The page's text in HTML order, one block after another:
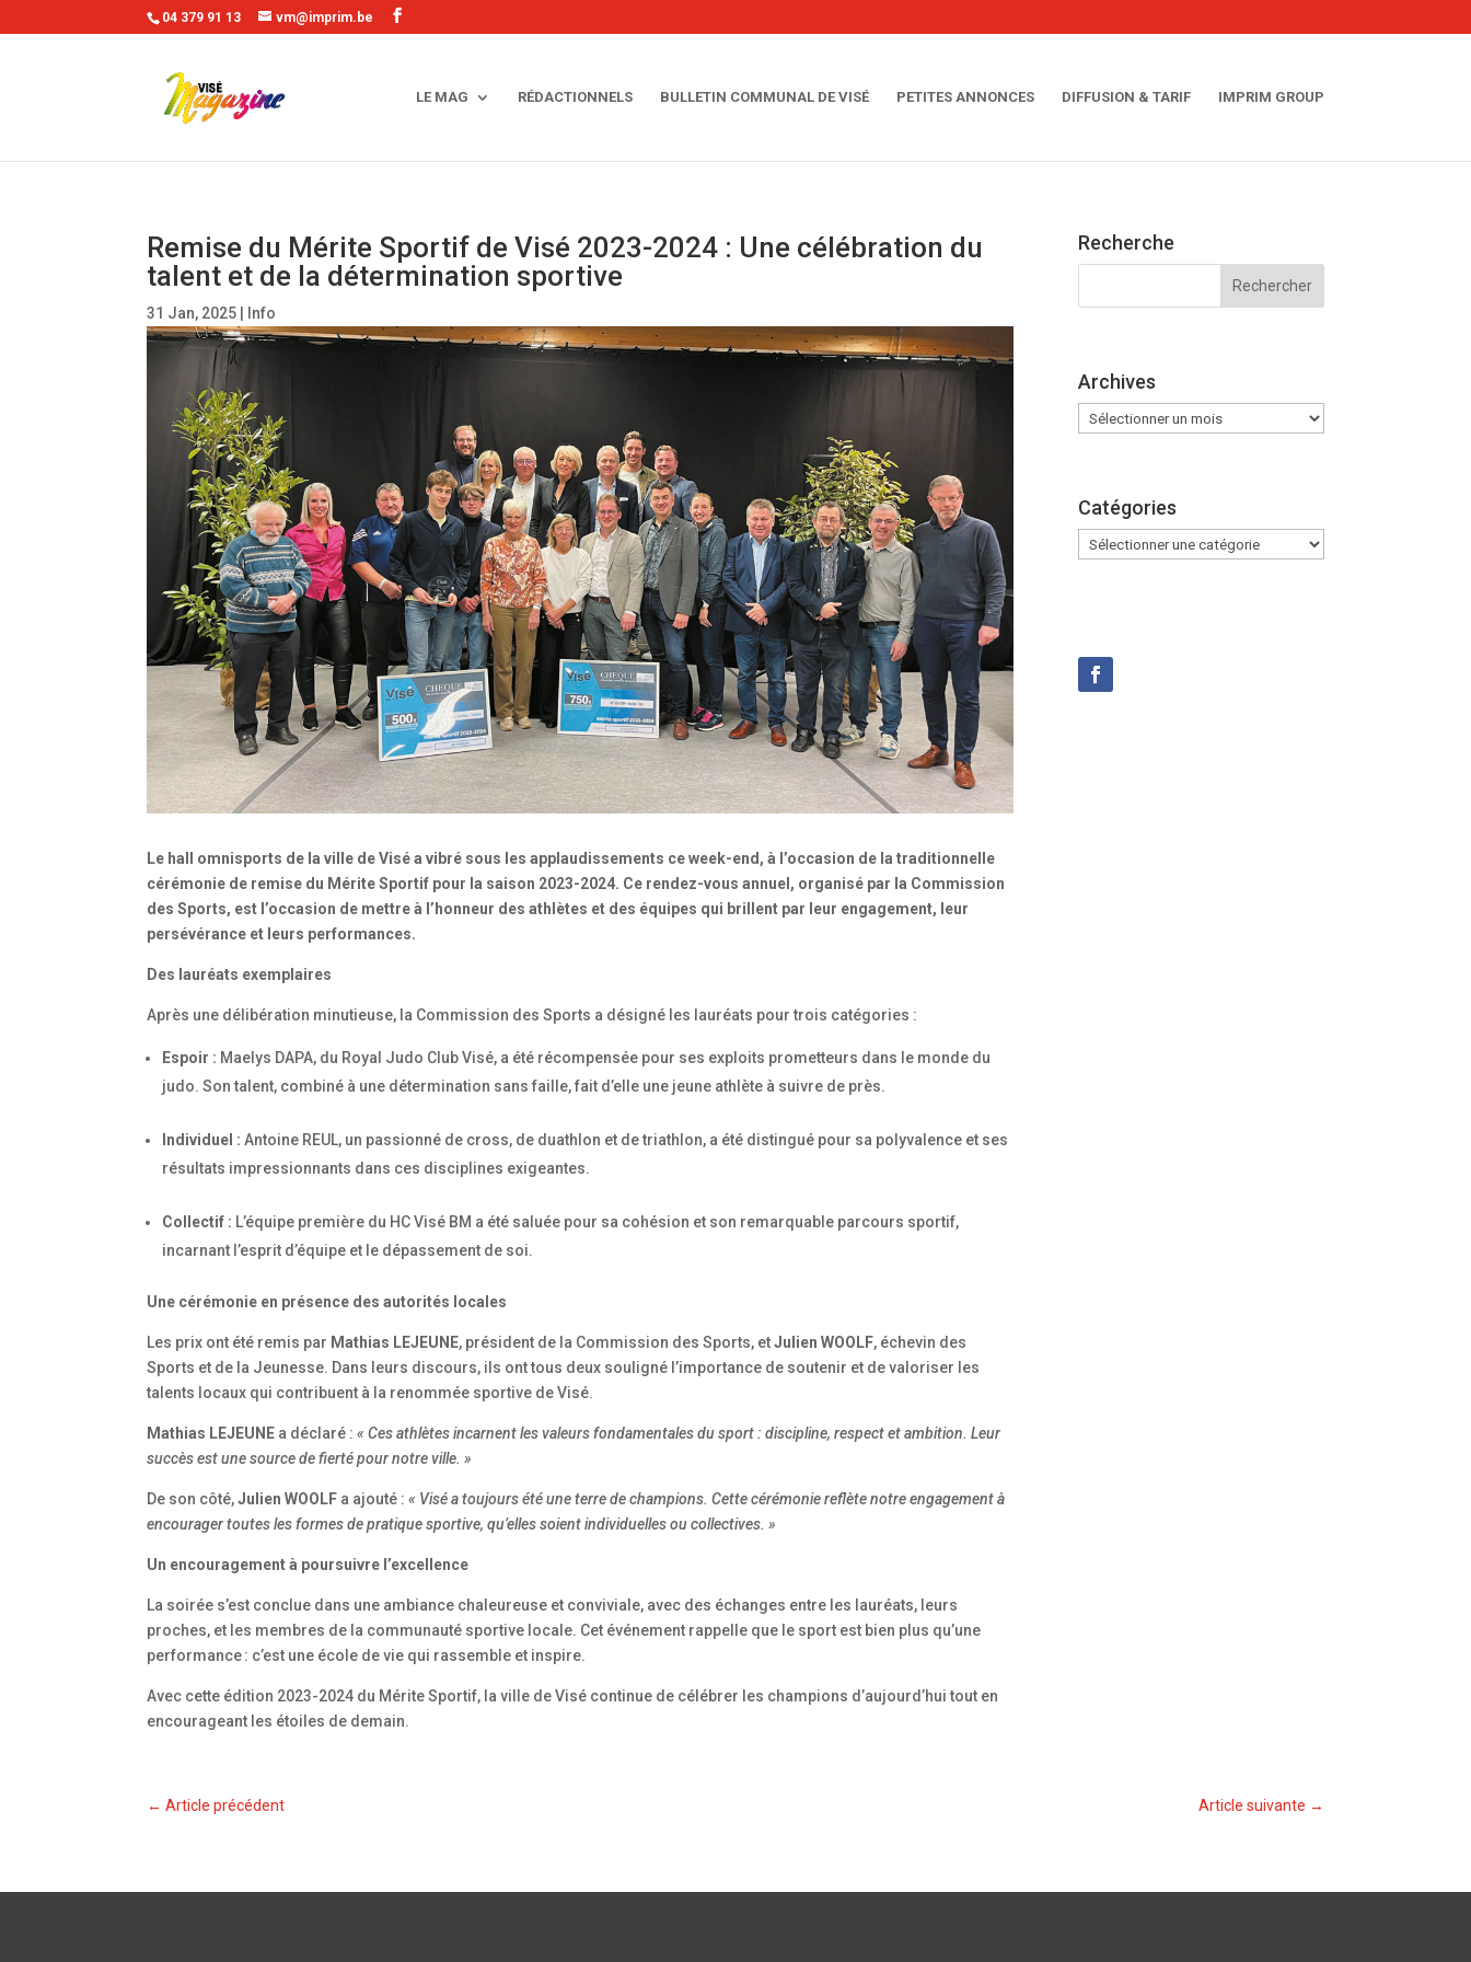
04 379 91 13 vm@imprim.be
LE MAG RÉDACTIONNELS BULLETIN COMMUNAL DE VISÉ PETITES ANNONCES DIFFUSION & TARIF IMPRIM GROUP
Remise du Mérite Sportif de Visé 2023-2024 : Une célébration du
talent et de la détermination sportive
31 Jan, 2025 Info
Le hall omnisports de la ville de Visé a vibré sous les applaudissements ce week-end, à l’occasion de la traditionnelle
cérémonie de remise du Mérite Sportif pour la saison 2023-2024. Ce rendez-vous annuel, organisé par la Commission
des Sports, est l’occasion de mettre à l’honneur des athlètes et des équipes qui brillent par leur engagement, leur
persévérance et leurs performances.
Des lauréats exemplaires
Après une délibération minutieuse, la Commission des Sports a désigné les lauréats pour trois catégories :
Espoir : Maelys DAPA, du Royal Judo Club Visé, a été récompensée pour ses exploits prometteurs dans le monde du
judo. Son talent, combiné à une détermination sans faille, fait d’elle une jeune athlète à suivre de près.
Individuel :Antoine REUL, un passionné de cross, de duathlon et de triathlon, a été distingué pour sa polyvalence et ses
résultats impressionnants dans ces disciplines exigeantes.
Collectif : L’équipe première du HC Visé BM a été saluée pour sa cohésion et son remarquable parcours sportif,
incarnant l’esprit d’équipe et le dépassement de soi.
Une cérémonie en présence des autorités locales
Les prix ont été remis par Mathias LEJEUNE, président de la Commission des Sports, etJulien WOOLF, échevin des
Sports et de la Jeunesse. Dans leurs discours, ils ont tous deux souligné l’importance de soutenir et de valoriser les
talents locaux qui contribuent à la renommée sportive de Visé.
Mathias LEJEUNE a déclaré :« Ces athlètes incarnent les valeurs fondamentales du sport : discipline, respect et ambition. Leur
succès est une source de fierté pour notre ville. »
De son côté,Julien WOOLF a ajouté :« Visé a toujours été une terre de champions. Cette cérémonie reflète notre engagement à
encourager toutes les formes de pratique sportive, qu’elles soient individuelles ou collectives. »
Un encouragement à poursuivre l’excellence
La soirée s’est conclue dans une ambiance chaleureuse et conviviale, avec des échanges entre les lauréats, leurs
proches, et les membres de la communauté sportive locale. Cet événement rappelle que le sport est bien plus qu’une
performance : c’est une école de vie qui rassemble et inspire.
Avec cette édition 2023-2024 du Mérite Sportif, la ville de Visé continue de célébrer les champions d’aujourd’hui tout en
encourageant les étoiles de demain.
Recherche
Archives
Archives
Catégories
Catégories
←Article précédent Article suivante →